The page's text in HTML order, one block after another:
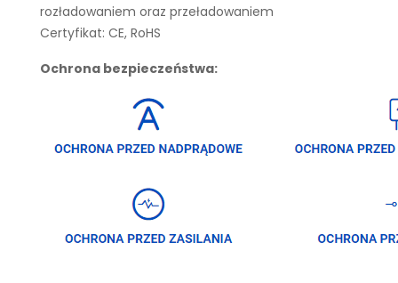
rozładowaniem oraz przeładowaniem
Certyfikat: CE, RoHS
Ochrona bezpieczeństwa: